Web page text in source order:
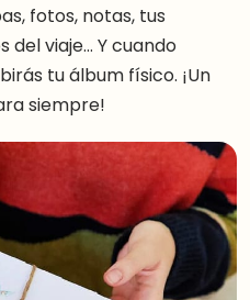
fotos, notas, tus
viaje… Y cuando
tu álbum físico. ¡Un
siempre!